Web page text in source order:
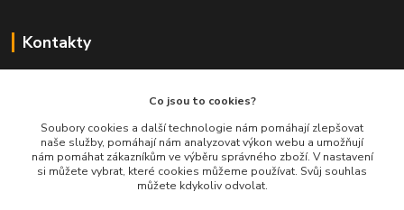
Kontakty
+420 777 461 661
(Po-Pá, 8-16 hod.)
info@balimespolu.cz
Co jsou to cookies?
Soubory cookies a další technologie nám pomáhají zlepšovat
naše služby, pomáhají nám analyzovat výkon webu a umožňují
nám pomáhat zákazníkům ve výběru správného zboží. V nastavení
si můžete vybrat, které cookies můžeme používat. Svůj souhlas
můžete kdykoliv odvolat.